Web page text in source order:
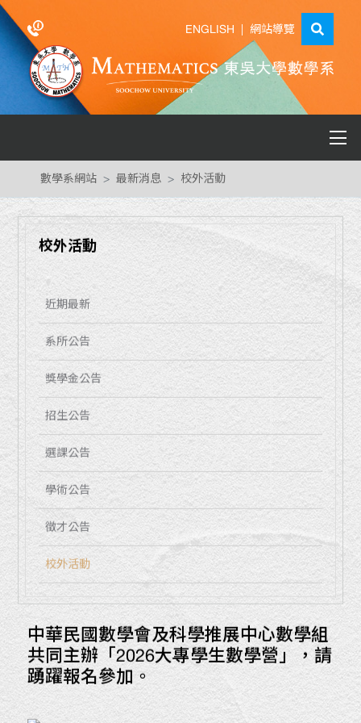
ENGLISH | 網站導覽
數學系網站 最新消息 校外活動
校外活動
近期最新
系所公告
獎學金公告
招生公告
選課公告
學術公告
徵才公告
校外活動
中華民國數學會及科學推展中心數學組
共同主辦「2026大專學生數學營」，請
踴躍報名參加。